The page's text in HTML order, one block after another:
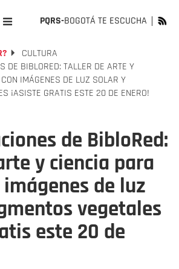
PQRS-BOGOTÁ TE ESCUCHA
CULTURA
DE BIBLORED: TALLER DE ARTE Y
IMÁGENES DE LUZ SOLAR Y
¡ASISTE GRATIS ESTE 20 DE ENERO!
de BibloRed:
y ciencia para
de luz
vegetales
este 20 de